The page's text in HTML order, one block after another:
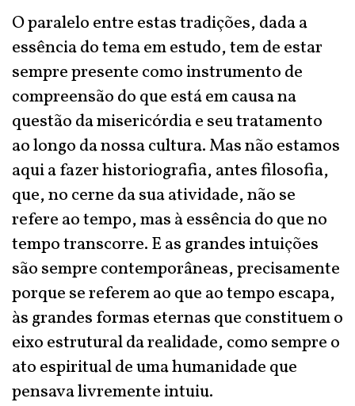
O paralelo entre estas tradições, dada a
essência do tema em estudo, tem de estar
sempre presente como instrumento de
compreensão do que está em causa na
questão da misericórdia e seu tratamento
ao longo da nossa cultura. Mas não estamos
aqui a fazer historiografia, antes filosofia,
que, no cerne da sua atividade, não se
refere ao tempo, mas à essência do que no
tempo transcorre. E as grandes intuições
são sempre contemporâneas, precisamente
porque se referem ao que ao tempo escapa,
às grandes formas eternas que constituem o
eixo estrutural da realidade, como sempre o
ato espiritual de uma humanidade que
pensava livremente intuiu.